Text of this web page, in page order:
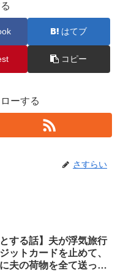
はてブ
コピー
ーする
さすらい
とする話】夫が浮気旅行
ットカードを止めて、
夫の荷物を全て送った